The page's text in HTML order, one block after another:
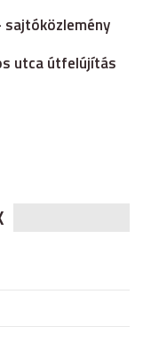
sajtóközlemény
utca útfelújítás